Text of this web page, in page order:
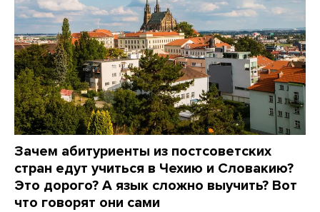
Зачем абитуриенты из постсоветских
стран едут учиться в Чехию и Словакию?
Это дорого? А язык сложно выучить? Вот
что говорят они сами